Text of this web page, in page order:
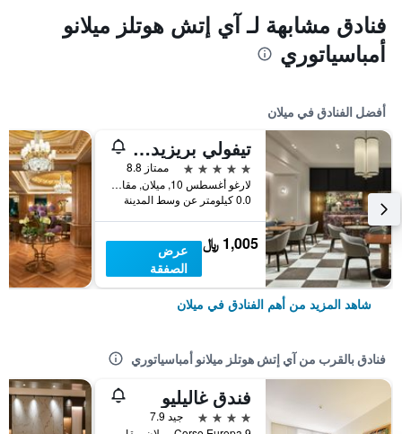
فنادق مشابهة لـ آي إتش هوتلز ميلانو
أمباسياتوري
أفضل الفنادق في ميلان
تيفولي بريزيدنت ميلانو هوتل
5 نجوم
ممتاز 8.8
لارغو أغسطس 10, ميلان, مقاطعة ميلانو, إيطاليا
0.0 كيلومتر عن وسط المدينة
1,005 ﷼
عرض
الصفقة
شاهد المزيد من أهم الفنادق في ميلان
فنادق بالقرب من آي إتش هوتلز ميلانو أمباسياتوري
فندق غاليليو
4 نجوم
جيد 7.9